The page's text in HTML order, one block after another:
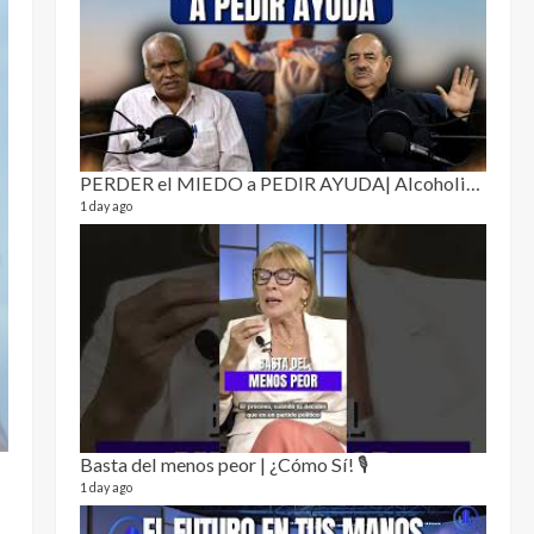
1 day ago
Basta del menos peor | ¿Cómo Sí! 🎙️
1 day ago
4